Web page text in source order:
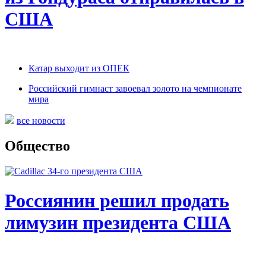
США
Катар выходит из ОПЕК
Российский гимнаст завоевал золото на чемпионате
мира
все новости
Общество
Россиянин решил продать
лимузин президента США